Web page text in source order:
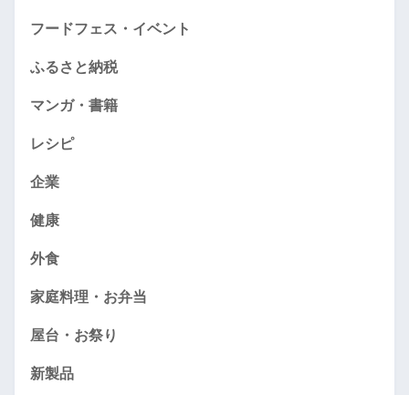
フードフェス・イベント
ふるさと納税
マンガ・書籍
レシピ
企業
健康
外食
家庭料理・お弁当
屋台・お祭り
新製品